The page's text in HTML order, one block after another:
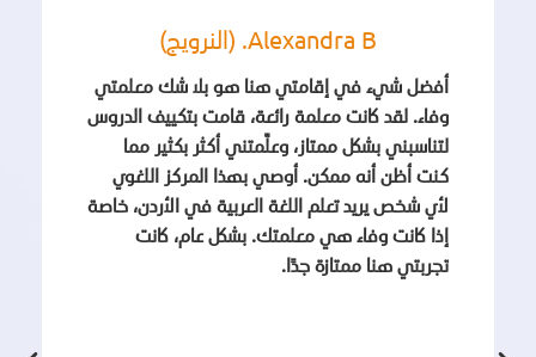
Alexandra B. (النرويج)
أفضل شيء في إقامتي هنا هو بلا شك معلمتي
وفاء. لقد كانت معلمة رائعة، قامت بتكييف الدروس
لتناسبني بشكل ممتاز، وعلّمتني أكثر بكثير مما
كنت أظن أنه ممكن. أوصي بهذا المركز اللغوي
لأي شخص يريد تعلم اللغة العربية في الأردن، خاصة
إذا كانت وفاء هي معلمتك. بشكل عام، كانت
تجربتي هنا ممتازة جدًا.